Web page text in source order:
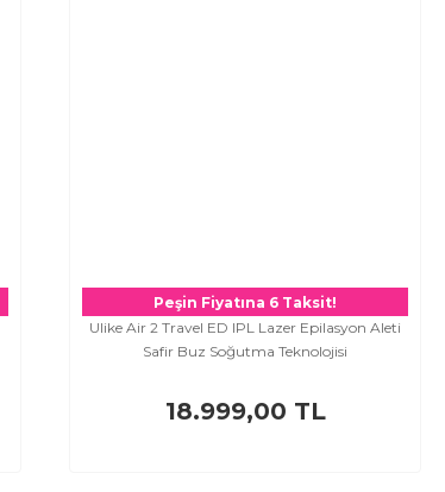
Peşin Fiyatına 6 Taksit!
Ulike Air 2 Travel ED IPL Lazer Epilasyon Aleti
Safir Buz Soğutma Teknolojisi
18.999,00 TL